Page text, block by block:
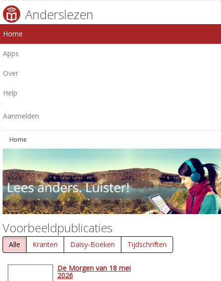
Anderslezen
Home
Apps
Over
Help
Aanmelden
Home
Voorbeeldpublicaties
Alle Kranten Daisy-Boeken Tijdschriften
De Morgen van 18 mei
2026